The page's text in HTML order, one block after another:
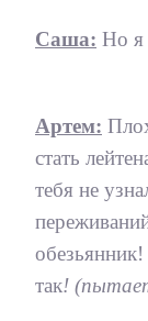
Саша: Но я
Артем:
стать
тебя не
так!